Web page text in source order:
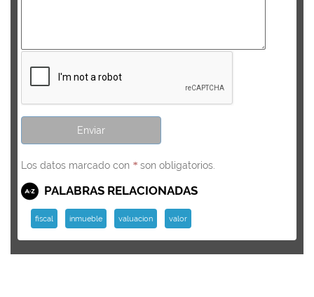
Los datos marcado con * son obligatorios.
PALABRAS RELACIONADAS
fiscal inmueble valuacion valor